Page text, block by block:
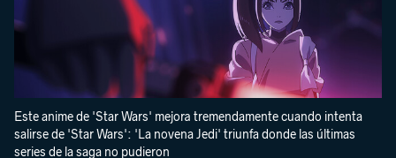
Este anime de 'Star Wars' mejora tremendamente cuando intenta
salirse de 'Star Wars': 'La novena Jedi' triunfa donde las últimas
series de la saga no pudieron